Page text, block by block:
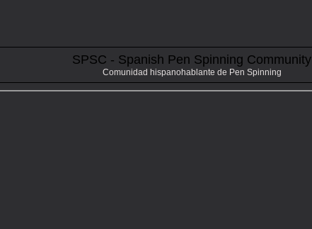
SPSC - Spanish Pen Spinning Community
Comunidad hispanohablante de Pen Spinning